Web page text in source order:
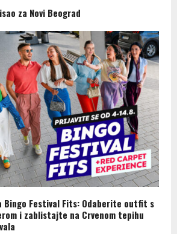
za Novi Beograd
Bingo Festival Fits: Odaberite outfit s
i zablistajte na Crvenom tepihu